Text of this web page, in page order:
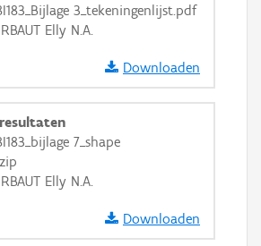
in grijswaarden
3_tekeningenlijst.pdf
Elly N.A.
Downloaden
7_shape
Elly N.A.
Downloaden